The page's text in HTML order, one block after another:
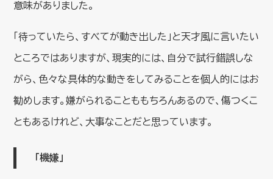
意味がありました。
「待っていたら、すべてが動き出した」と天才風に言いたい
ところではありますが、現実的には、自分で試行錯誤しな
がら、色々な具体的な動きをしてみることを個人的にはお
勧めします。嫌がられることももちろんあるので、傷つくこ
ともあるけれど、大事なことだと思っています。
「機嫌」